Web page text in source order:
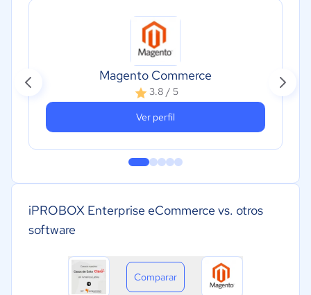
Magento Commerce
3.8 / 5
Ver perfil
iPROBOX Enterprise eCommerce vs. otros
software
Comparar